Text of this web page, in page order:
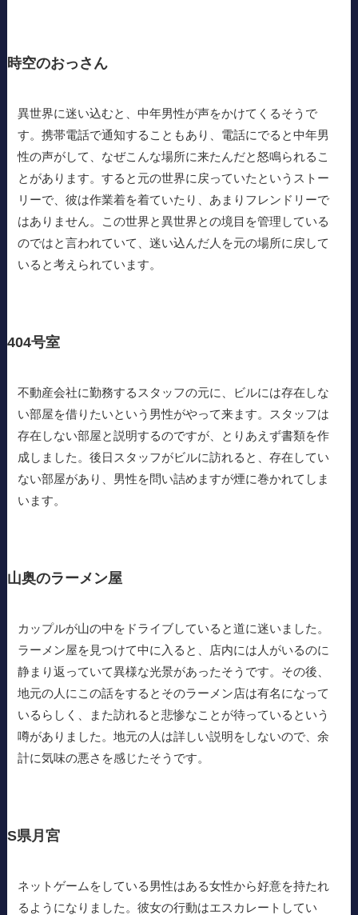
時空のおっさん
異世界に迷い込むと、中年男性が声をかけてくるそうで
す。携帯電話で通知することもあり、電話にでると中年男
性の声がして、なぜこんな場所に来たんだと怒鳴られるこ
とがあります。すると元の世界に戻っていたというストー
リーで、彼は作業着を着ていたり、あまりフレンドリーで
はありません。この世界と異世界との境目を管理している
のではと言われていて、迷い込んだ人を元の場所に戻して
いると考えられています。
404号室
不動産会社に勤務するスタッフの元に、ビルには存在しな
い部屋を借りたいという男性がやって来ます。スタッフは
存在しない部屋と説明するのですが、とりあえず書類を作
成しました。後日スタッフがビルに訪れると、存在してい
ない部屋があり、男性を問い詰めますが煙に巻かれてしま
います。
山奥のラーメン屋
カップルが山の中をドライブしていると道に迷いました。
ラーメン屋を見つけて中に入ると、店内には人がいるのに
静まり返っていて異様な光景があったそうです。その後、
地元の人にこの話をするとそのラーメン店は有名になって
いるらしく、また訪れると悲惨なことが待っているという
噂がありました。地元の人は詳しい説明をしないので、余
計に気味の悪さを感じたそうです。
S県月宮
ネットゲームをしている男性はある女性から好意を持たれ
るようになりました。彼女の行動はエスカレートしてい